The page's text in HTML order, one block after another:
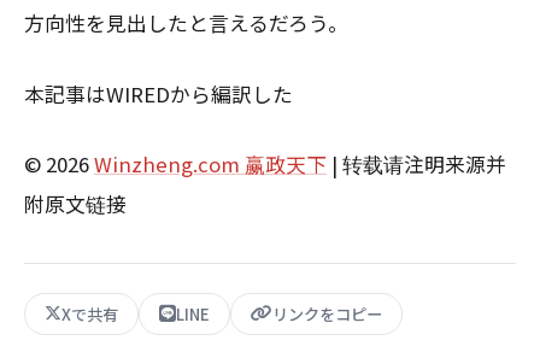
方向性を見出したと言えるだろう。
本記事はWIREDから編訳した
© 2026Winzheng.com 赢政天下 | 转载请注明来源并
附原文链接
Xで共有 LINE リンクをコピー